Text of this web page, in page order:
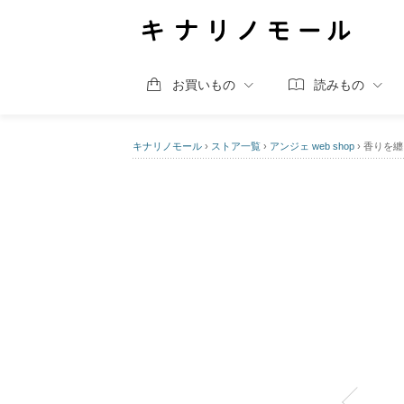
お買いもの 読みもの
キナリノモール › ストア一覧 › アンジェ web shop › 香りを